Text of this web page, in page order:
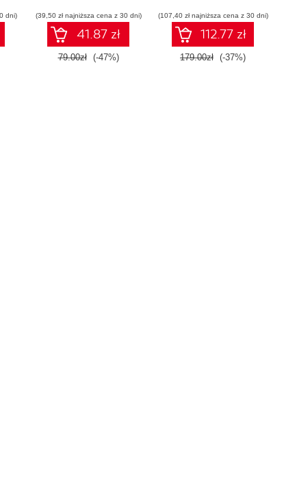
dni) (39,50 zł najniższa cena z 30 dni)
41.87 zł
79.00zł (-47%)
(107,40 zł najniższa cena z 30 dni)
112.77 zł
179.00zł (-37%)